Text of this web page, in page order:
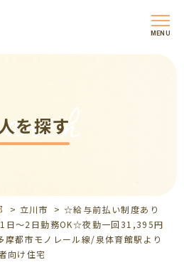
MENU
を探す
> 立川市 >☆給与前払い制度あり
日～2日勤務OK☆夜勤一回31,395円
都市モノレール線/泉体育館駅より
向け住宅